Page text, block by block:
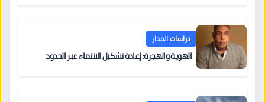
دراسات المدار
الهوية والهجرة: إعادة تشكيل الانتماء عبر الحدود